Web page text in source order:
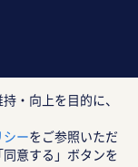
・向上を目的に、
シーをご参照いただ
意する」ボタンを